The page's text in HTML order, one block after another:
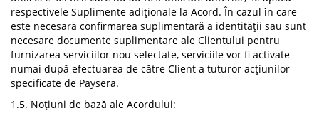
respectivele Suplimente adiționale la Acord. În cazul în care
este necesară confirmarea suplimentară a identității sau sunt
necesare documente suplimentare ale Clientului pentru
furnizarea serviciilor nou selectate, serviciile vor fi activate
numai după efectuarea de către Client a tuturor acțiunilor
specificate de Paysera.
1.5. Noțiuni de bază ale Acordului: